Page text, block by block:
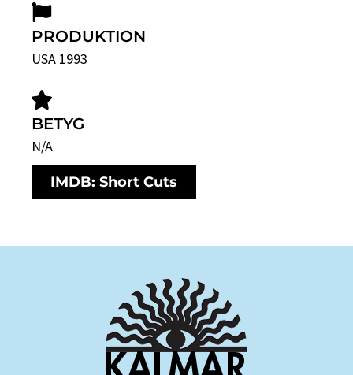
PRODUKTION
USA 1993
BETYG
N/A
IMDB: Short Cuts